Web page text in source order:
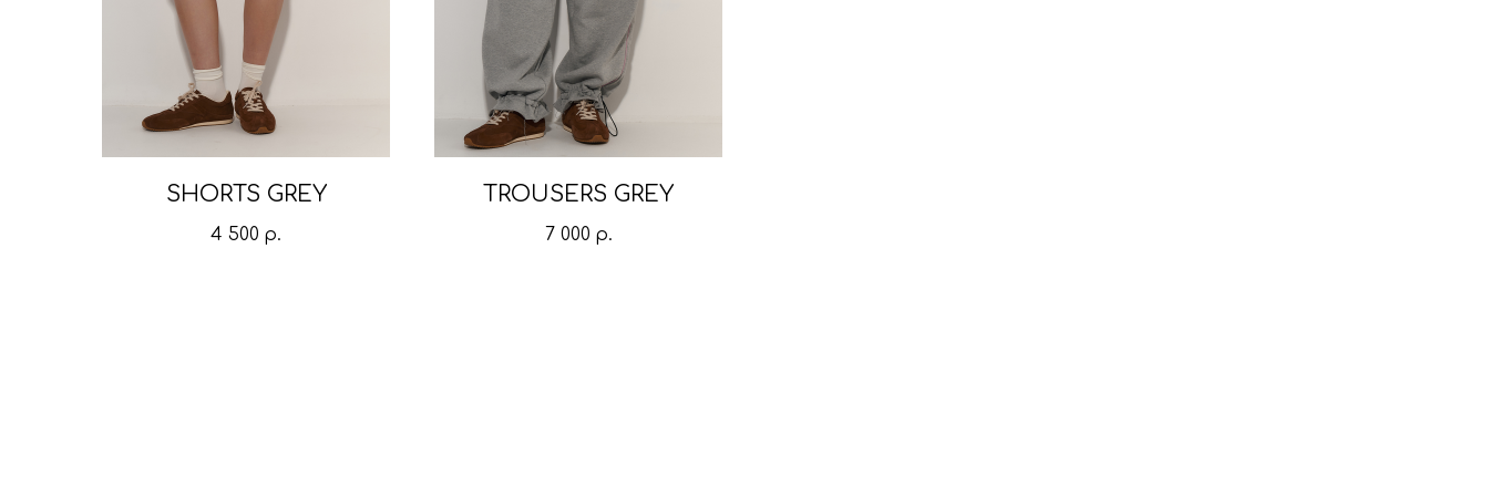
SHORTS GREY
4 500 р.
TROUSERS GREY
7 000 р.